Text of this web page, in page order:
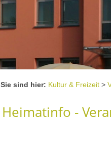
Sie sind hier: Kultur & Freizeit >
Heimatinfo -